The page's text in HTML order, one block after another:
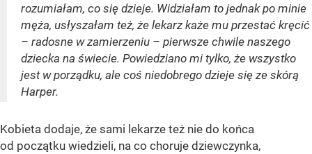
rozumiałam, co się dzieje. Widziałam to jednak po minie
męża, usłyszałam też, że lekarz każe mu przestać kręcić
– radosne w zamierzeniu – pierwsze chwile naszego
dziecka na świecie. Powiedziano mi tylko, że wszystko
jest w porządku, ale coś niedobrego dzieje się ze skórą
Harper.
Kobieta dodaje, że sami lekarze też nie do końca
od początku wiedzieli, na co choruje dziewczynka,